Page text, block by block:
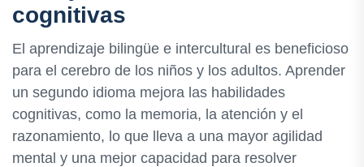
cognitivas
El aprendizaje bilingüe e intercultural es beneficioso
para el cerebro de los niños y los adultos. Aprender
un segundo idioma mejora las habilidades
cognitivas, como la memoria, la atención y el
razonamiento, lo que lleva a una mayor agilidad
mental y una mejor capacidad para resolver